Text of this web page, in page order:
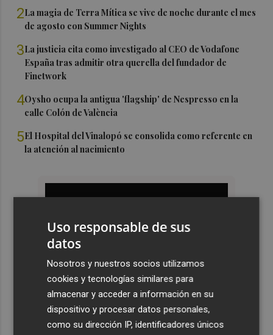
2La magia de Terra Mítica se vive de noche durante el mes
de agosto con Summer Nights
3La justicia cita como investigado al CEO de Vodafone
España tras admitir otra querella del fundador de
Finetwork
4Oysho ocupa la antigua 'flagship' de Nespresso en la
calle Colón de València
5El Hospital del Vinalopó se consolida como referente en
la atención al nacimiento
Uso responsable de sus
datos
Nosotros y nuestros socios utilizamos
cookies y tecnologías similares para
almacenar y acceder a información en su
dispositivo y procesar datos personales,
como su dirección IP, identificadores únicos